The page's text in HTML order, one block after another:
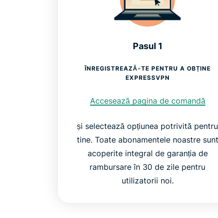
Pasul 1
ÎNREGISTREAZĂ-TE PENTRU A OBȚINE
EXPRESSVPN
Accesează pagina de comandă
și selectează opțiunea potrivită pentru
tine. Toate abonamentele noastre sunt
acoperite integral de garanția de
rambursare în 30 de zile pentru
utilizatorii noi.